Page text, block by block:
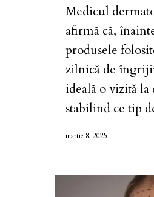
Medicul
afirmă că,
produsele
zilnică de
ideală o vizită la
stabilind ce tip
martie 8, 2025